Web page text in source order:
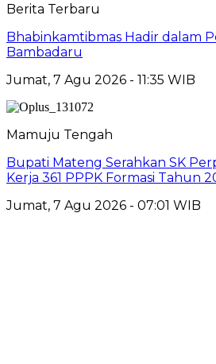
Berita Terbaru
Bhabinkamtibmas Hadir dalam
Bambadaru
Jumat, 7 Agu 2026 - 11:35 WIB
Mamuju Tengah
Bupati Mateng Serahkan SK
Kerja 361 PPPK Formasi Tahun
Jumat, 7 Agu 2026 - 07:01 WIB